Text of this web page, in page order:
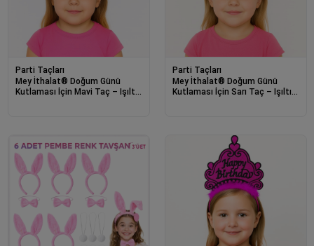
Parti Taçları
Mey İthalat® Doğum Günü
Kutlaması İçin Mavi Taç – Işıltılı
Parti Taçları
Mey İthalat® Doğum Günü
Kutlaması İçin Sarı Taç – Işıltılı